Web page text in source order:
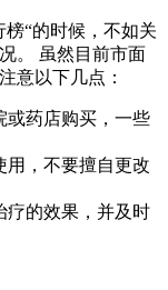
“的时候，不如关
。 虽然目前市面
意以下几点：
或药店购买，一些
用，不要擅自更改
疗的效果，并及时